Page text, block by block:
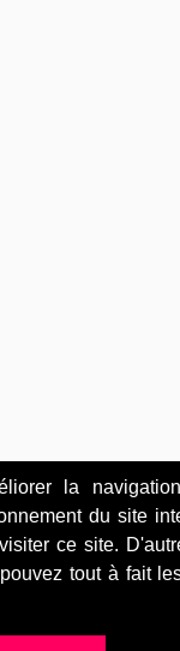
la
du site
ce site.
tout à fait